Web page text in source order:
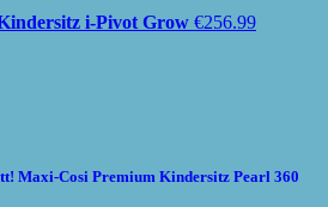
i-Pivot Grow €256.99
Maxi-Cosi Premium Kindersitz Pearl 360